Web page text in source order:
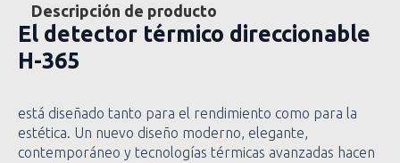
Descripción de producto
El detector térmico direccionable
H-365
está diseñado tanto para el rendimiento como para la
estética. Un nuevo diseño moderno, elegante,
contemporáneo y tecnologías térmicas avanzadas hacen